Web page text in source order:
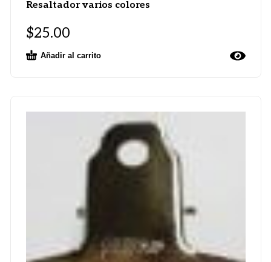
Resaltador varios colores
$25.00
Añadir al carrito